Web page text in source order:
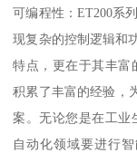
可编程性：ET200系
现复杂的控制逻辑和
特点，更在于其丰富
积累了丰富的经验，
案。无论您是在工业
自动化领域要进行